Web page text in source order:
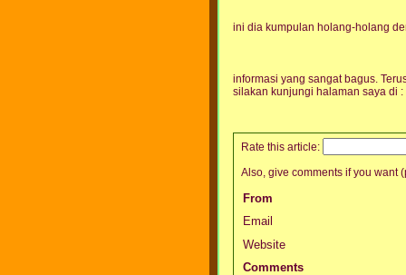
ini dia kumpulan holang-holang
informasi yang sangat bagus.
silakan kunjungi halaman saya di :
Rate this article:
Also, give comments if you want
From
Email
Website
Comments